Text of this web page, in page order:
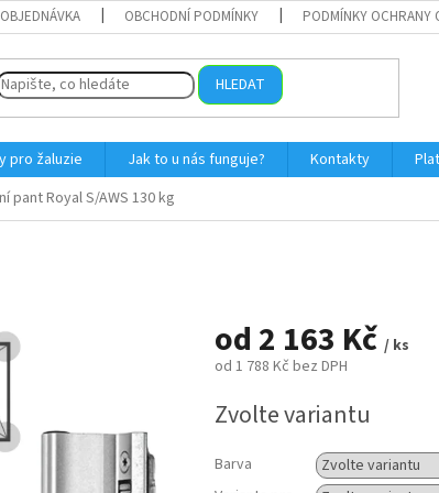
OBCHODNÍ PODMÍNKY PODMÍNKY OCHRANY
HLEDAT
pro žaluzie Jak to u nás funguje? Kontakty
pant Royal S/AWS 130 kg
od 2 163 Kč / ks
od 1 788 Kč bez DPH
cena:
Zvolte variantu
Barva